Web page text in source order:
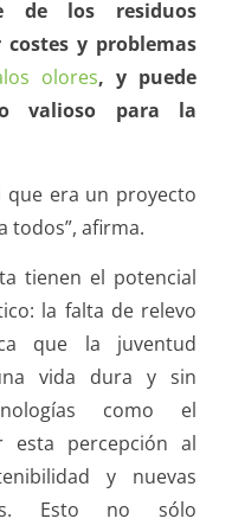
de los residuos
y problemas
olores, y puede
valioso para la
que era un proyecto
todos”, afirma.
tienen el potencial
la falta de relevo
que la juventud
vida dura y sin
como el
esta percepción al
y nuevas
Esto no sólo